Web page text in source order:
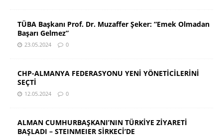
TÜBA Başkanı Prof. Dr. Muzaffer Şeker: “Emek Olmadan
Başarı Gelmez”
23.05.2024 0
CHP-ALMANYA FEDERASYONU YENİ YÖNETİCİLERİNİ
SEÇTİ
12.05.2024 0
ALMAN CUMHURBAŞKANI’NIN TÜRKİYE ZİYARETİ
BAŞLADI – STEINMEIER SİRKECİ’DE